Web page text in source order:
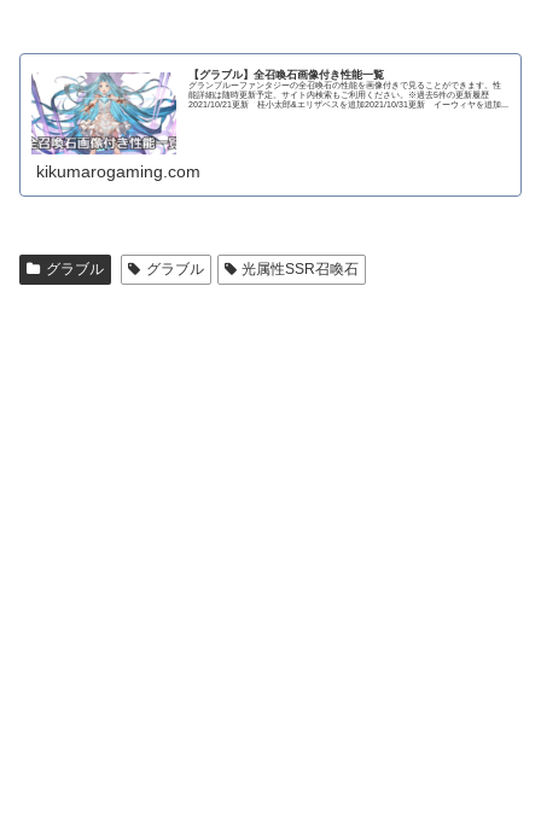
【グラブル】全召喚石画像付き性能一覧
グランブルーファンタジーの全召喚石の性能を画像付きで見ることができます。性
能詳細は随時更新予定。サイト内検索もご利用ください。※過去5件の更新履歴
2021/10/21更新 桂小太郎&エリザベスを追加2021/10/31更新 イーウィヤを追加...
kikumarogaming.com
グラブル グラブル 光属性SSR召喚石